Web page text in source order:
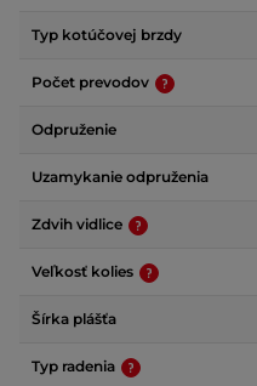
Typ kotúčovej brzdy
Počet prevodov
Odpruženie
Uzamykanie odpruženia
Zdvih vidlice
Veľkosť kolies
Šírka plášťa
Typ radenia